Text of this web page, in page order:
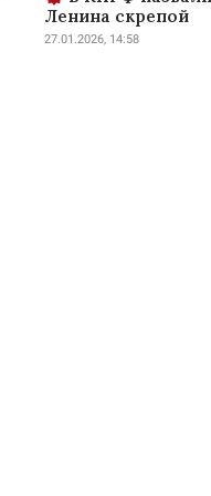
Ленина скрепой
27.01.2026, 14:58